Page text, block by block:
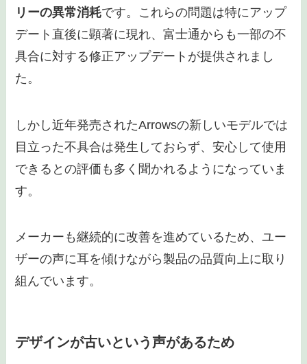
リーの異常消耗です。これらの問題は特にアップ
デート直後に顕著に現れ、富士通からも一部の不
具合に対する修正アップデートが提供されまし
た。
しかし近年発売されたArrowsの新しいモデルでは
目立った不具合は発生しておらず、安心して使用
できるとの評価も多く聞かれるようになっていま
す。
メーカーも継続的に改善を進めているため、ユー
ザーの声に耳を傾けながら製品の品質向上に取り
組んでいます。
デザインが古いという声があるため